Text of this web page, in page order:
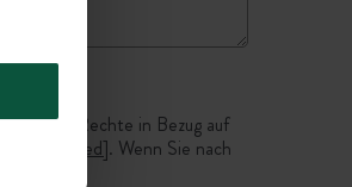
haben Rechte in Bezug auf
protected]. Wenn Sie nach